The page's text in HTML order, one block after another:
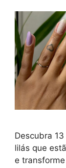
Descubra
lilás que
e